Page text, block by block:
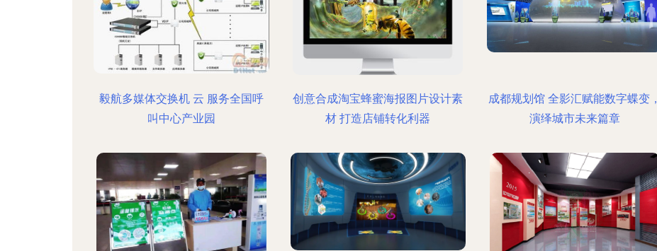
毅航多媒体交换机 云 服务全国呼
叫中心产业园
创意合成淘宝蜂蜜海报图片设计素
材 打造店铺转化利器
成都规划馆 全影汇赋能数字蝶变，
演绎城市未来篇章